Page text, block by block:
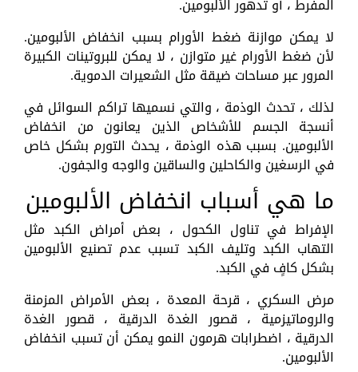
لا يمكن موازنة ضغط الأورام بسبب انخفاض الألبومين.
لأن ضغط الأورام غير متوازن ، لا يمكن للبروتينات الكبيرة
المرور عبر مساحات ضيقة مثل الشعيرات الدموية.
لذلك ، تحدث الوذمة ، والتي نسميها تراكم السوائل في
أنسجة الجسم للأشخاص الذين يعانون من انخفاض
الألبومين. بسبب هذه الوذمة ، يحدث التورم بشكل خاص
في الرسغين والكاحلين والساقين والوجه والجفون.
ما هي أسباب انخفاض الألبومين
الإفراط في تناول الكحول ، بعض أمراض الكبد مثل
التهاب الكبد وتليف الكبد تسبب عدم تصنيع الألبومين
بشكل كافٍ في الكبد.
مرض السكري ، قرحة المعدة ، بعض الأمراض المزمنة
والروماتيزمية ، قصور الغدة الدرقية ، قصور الغدة
الدرقية ، اضطرابات هرمون النمو يمكن أن تسبب انخفاض
الألبومين.